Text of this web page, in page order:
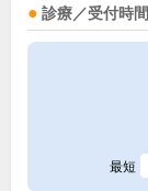
診療／受付時
最短